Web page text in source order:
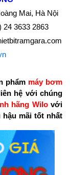
Mai, Hà Nội
24 3633 2863
phẩm máy bơm
hệ với chúng
hãng Wilovới
mãi tốt nhất